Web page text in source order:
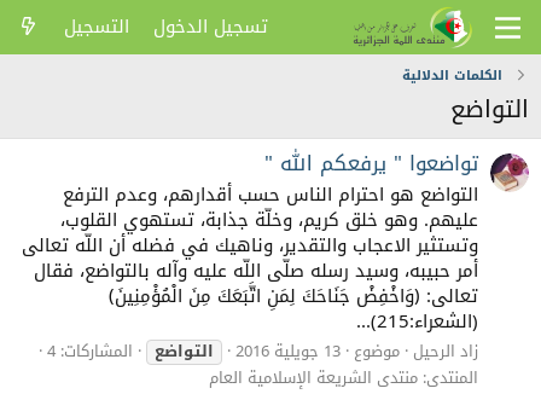
تسجيل الدخول التسجيل
الكلمات الدلالية
التواضع
تواضعوا " يرفعكم الله "
التواضع هو احترام الناس حسب أقدارهم، وعدم الترفع
عليهم. وهو خلق كريم، وخلّة جذابة، تستهوي القلوب،
وتستثير الاعجاب والتقدير، وناهيك في فضله أن اللّه تعالى
أمر حبيبه، وسيد رسله صلّى اللّه عليه وآله بالتواضع، فقال
تعالى: ﴿وَاخْفِضْ جَنَاحَكَ لِمَنِ اتَّبَعَكَ مِنَ الْمُؤْمِنِينَ﴾
(الشعراء:215)...
زاد الرحيل موضوع 13 جويلية 2016 التواضع
المشاركات: 4
المنتدى: منتدى الشريعة الإسلامية العام